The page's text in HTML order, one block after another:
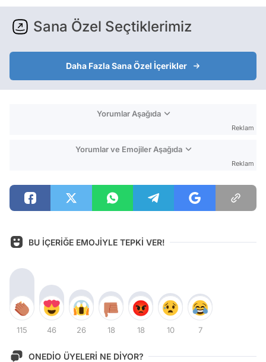
Sana Özel Seçtiklerimiz
Daha Fazla Sana Özel İçerikler
Yorumlar Aşağıda
Reklam
Yorumlar ve Emojiler Aşağıda
Reklam
BU İÇERİĞE EMOJİYLE TEPKİ VER!
115 46 26 18 18 10 7
ONEDİO ÜYELERİ NE DİYOR?